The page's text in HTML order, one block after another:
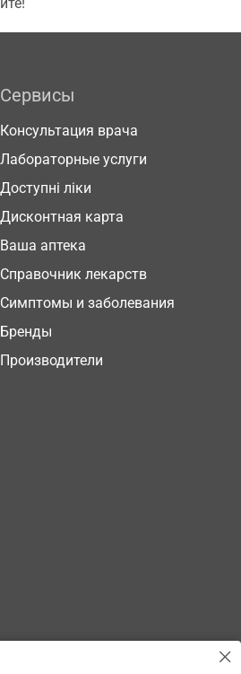
Сервисы
Консультация врача
Лабораторные услуги
Доступні ліки
Дисконтная карта
Ваша аптека
Справочник лекарств
Симптомы и заболевания
Бренды
Производители